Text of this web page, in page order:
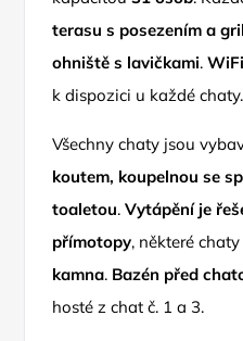
terasu s posezením a
ohniště s lavičkami.
k dispozici u každé chaty.
Všechny chaty jsou
koutem, koupelnou se
toaletou.Vytápění je
přímotopy, některé
kamna. Bazén před
hosté z chat č. 1 a 3.